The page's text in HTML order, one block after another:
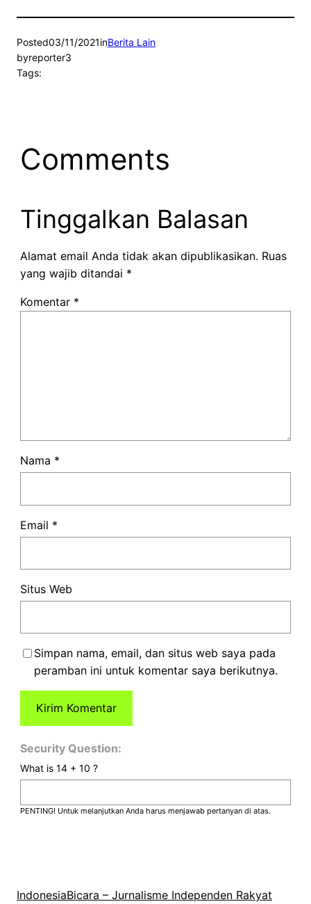
Posted03/11/2021inBerita Lain
byreporter3
Tags:
Comments
Tinggalkan Balasan
Alamat email Anda tidak akan dipublikasikan. Ruas
yang wajib ditandai *
Komentar *
Nama *
Email *
Situs Web
Simpan nama, email, dan situs web saya pada
peramban ini untuk komentar saya berikutnya.
Security Question:
What is 14 + 10 ?
PENTING! Untuk melanjutkan Anda harus menjawab pertanyan di atas.
IndonesiaBicara – Jurnalisme Independen Rakyat